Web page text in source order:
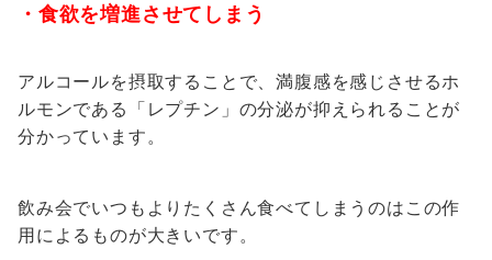
・食欲を増進させてしまう
アルコールを摂取することで、満腹感を感じさせるホ
ルモンである「レプチン」の分泌が抑えられることが
分かっています。
飲み会でいつもよりたくさん食べてしまうのはこの作
用によるものが大きいです。